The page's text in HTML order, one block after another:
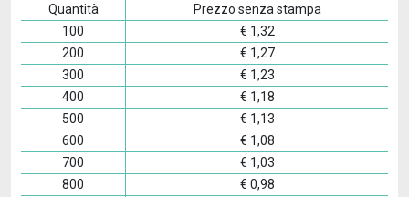
Quantità
Prezzo senza stampa
100
€ 1,32
200
€ 1,27
300
€ 1,23
400
€ 1,18
500
€ 1,13
600
€ 1,08
700
€ 1,03
800
€ 0,98